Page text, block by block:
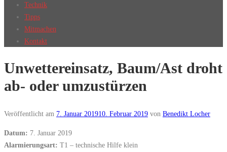
Technik
Tipps
Mitmachen
Kontakt
Unwettereinsatz, Baum/Ast droht
ab- oder umzustürzen
Veröffentlicht am 7. Januar 201910. Februar 2019 von Benedikt Locher
Datum: 7. Januar 2019
Alarmierungsart: T1 – technische Hilfe klein